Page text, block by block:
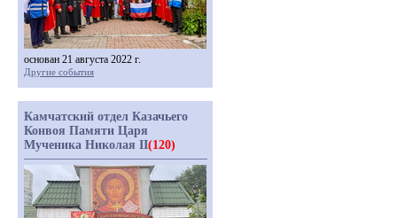
основан 21 августа 2022 г.
Другие события
Камчатский отдел Казачьего
Конвоя Памяти Царя
Мученика Николая II(120)